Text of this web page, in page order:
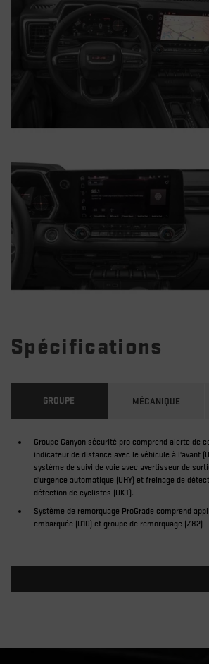
Spécifications
GROUPE MÉCANIQUE
Groupe Canyon sécurité pro comprend alerte de
indicateur de distance avec le véhicule à l'avant
système de suivi de voie avec avertisseur de
d'urgence automatique (UHY) et freinage de
détection de cyclistes (UKT).
Système de remorquage ProGrade comprend
embarquée (U1D) et groupe de remorquage (Z82)